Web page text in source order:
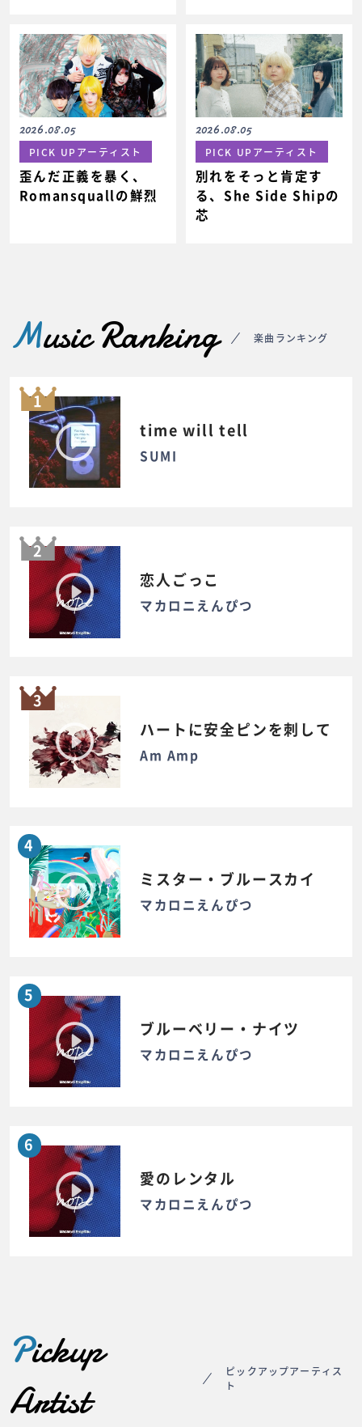
2026.08.05
PICK UPアーティスト
歪んだ正義を暴く、
Romansquallの鮮烈
2026.08.05
PICK UPアーティスト
別れをそっと肯定す
る、She Side Shipの
芯
Music Ranking 楽曲ランキング
1
time will tell
SUMI
2
恋人ごっこ
マカロニえんぴつ
3
ハートに安全ピンを刺して
Am Amp
4
ミスター・ブルースカイ
マカロニえんぴつ
5
ブルーベリー・ナイツ
マカロニえんぴつ
6
愛のレンタル
マカロニえんぴつ
Pickup
Artist
ピックアップアーティス
ト